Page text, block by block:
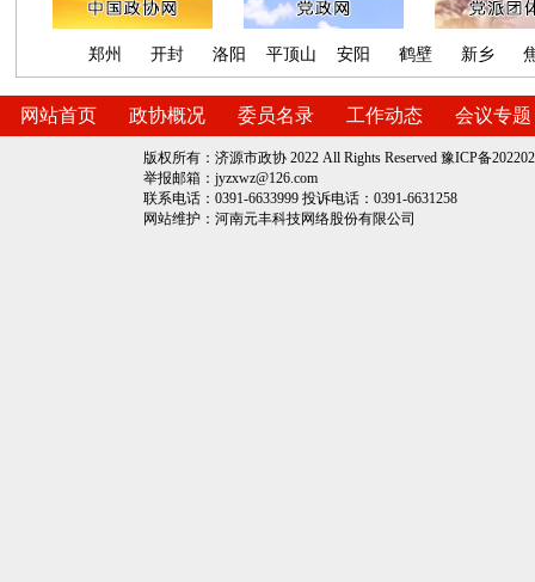
郑州 开封 洛阳 平顶山 安阳 鹤壁 新乡
网站首页 政协概况 委员名录 工作动态 会议专题
版权所有：济源市政协 2022 All Rights Reserved 豫ICP备
举报邮箱：jyzxwz@126.com
联系电话：0391-6633999 投诉电话：0391-6631258
网站维护： 河南元丰科技网络股份有限公司